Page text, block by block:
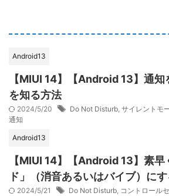
Android13
【MIUI 14】【Android 13】通知
を知る方法
2024/5/20 Do Not Disturb, サイレントモ
通知
Android13
【MIUI 14】【Android 13】素
ド」（消音あるいはバイブ）に
2024/5/21 Do Not Disturb, コントロール